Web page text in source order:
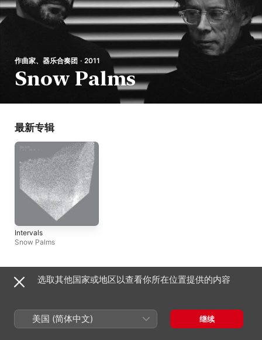
作曲家、器乐合奏团 · 2011
Snow Palms
最新专辑
Intervals
Snow Palms
Copyright © 2026 Apple Inc. 保留所有权利。
选取其他国家或地区以查看你所在位置提供的内容
美国 (简体中文) 继续